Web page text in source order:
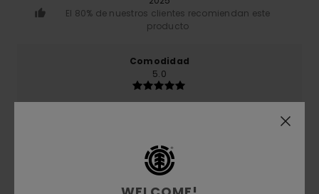
El 80% de nuestros clientes recomiendan este
producto
Comodidad
5.0